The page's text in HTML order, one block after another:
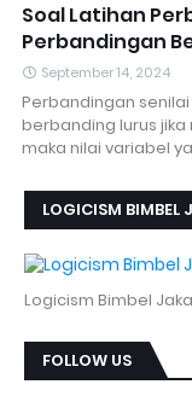
Soal Latihan
Perbandingan
September 14, 2024
Perbandingan
berbanding lurus
maka nilai variabel
LOGICISM BIMBEL
Logicism Bimbel
FOLLOW US